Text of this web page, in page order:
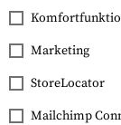
5.11 Tactical
RUSH 24
Marketing
StoreLocator
Mailchimp